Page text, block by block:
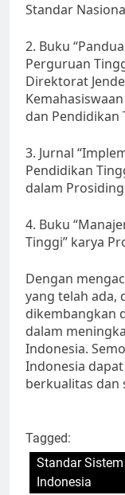
Standar
2. Buku
Perguruan
Direktorat
dan Pendidikan
3. Jurnal
Pendidikan
dalam
4. Buku
Tinggi” karya
Dengan
yang telah ada,
dikembangkan
dalam
Indonesia.
Indonesia
berkualitas dan
Tagged:
Standar
Indonesia